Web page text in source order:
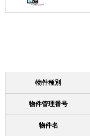
物件種別
物件管理番号
物件名